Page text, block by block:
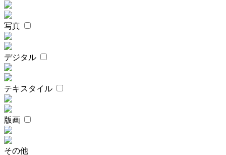
写真
デジタル
テキスタイル
版画
その他